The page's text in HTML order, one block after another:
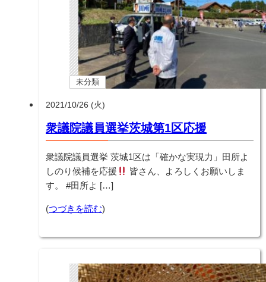
未分類
2021/10/26 (火)
衆議院議員選挙茨城第1区応援
衆議院議員選挙 茨城1区は「確かな実現力」田所よ
しのり候補を応援
皆さん、よろしくお願いしま
す。 #田所よ […]
(つづきを読む)